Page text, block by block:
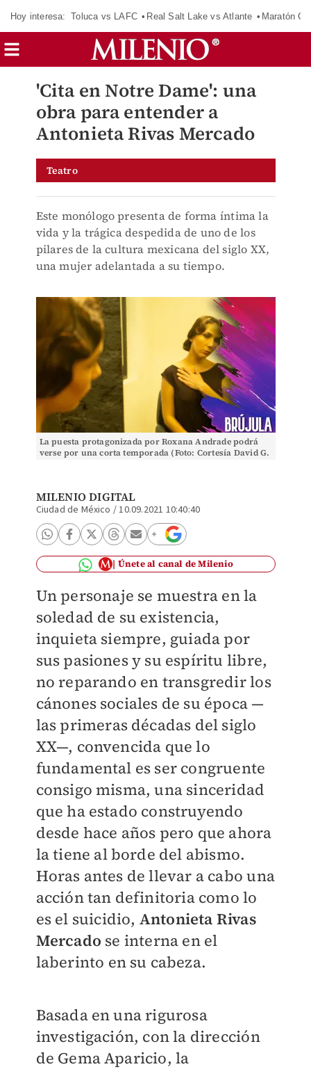
Hoy interesa: Toluca vs LAFC Real Salt Lake vs Atlante Maratón
'Cita en Notre Dame': una
obra para entender a
Antonieta Rivas Mercado
Teatro
Este monólogo presenta de forma íntima la
vida y la trágica despedida de uno de los
pilares de la cultura mexicana del siglo XX,
una mujer adelantada a su tiempo.
La puesta protagonizada por Roxana Andrade podrá
verse por una corta temporada (Foto: Cortesía David G.
MILENIO DIGITAL
Ciudad de México /10.09.2021 10:40:40
Únete al canal de Milenio
Un personaje se muestra en la
soledad de su existencia,
inquieta siempre, guiada por
sus pasiones y su espíritu libre,
no reparando en transgredir los
cánones sociales de su época —
las primeras décadas del siglo
XX—, convencida que lo
fundamental es ser congruente
consigo misma, una sinceridad
que ha estado construyendo
desde hace años pero que ahora
la tiene al borde del abismo.
Horas antes de llevar a cabo una
acción tan definitoria como lo
es el suicidio, Antonieta Rivas
Mercado se interna en el
laberinto en su cabeza.
Basada en una rigurosa
investigación, con la dirección
de Gema Aparicio, la